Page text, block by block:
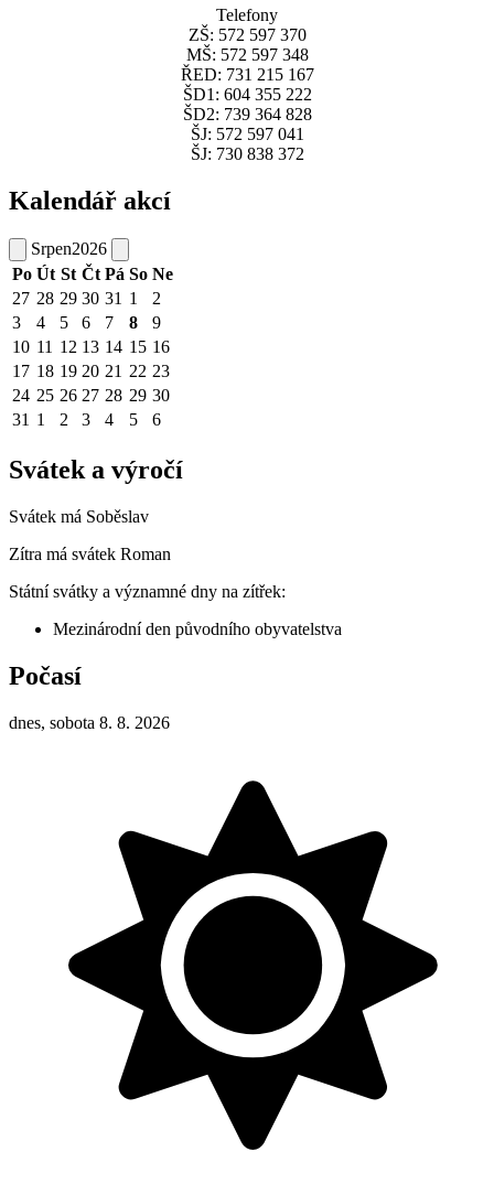
Telefony
ZŠ: 572 597 370
MŠ: 572 597 348
ŘED: 731 215 167
ŠD1: 604 355 222
ŠD2: 739 364 828
ŠJ: 572 597 041
ŠJ: 730 838 372
Kalendář akcí
Srpen2026
Po Út St Čt Pá So Ne
27 28 29 30 31 1
2
3
4 5 6 7 8
9
10 11 12 13 14 15 16
17 18 19 20 21 22 23
24 25 26 27 28 29 30
31 1 2 3 4 5 6
Svátek a výročí
Svátek má Soběslav
Zítra má svátek Roman
Státní svátky a významné dny na zítřek:
Mezinárodní den původního obyvatelstva
Počasí
dnes, sobota 8. 8. 2026